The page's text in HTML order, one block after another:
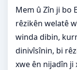
Mem û Zîn ji bo
rêzikên welatê
winda dibin,
dinivîsînin, bi
xwe ên nijadîn ji